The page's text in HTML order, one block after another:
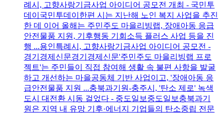
례시, 고향사랑기금사업 아이디어 공모전 개최 - 국민투
데이국민투데이한편 시는 지난해 노인 복지 사업을 추진
한 데 이어 올해는 주민주도 마을리빙랩, 장애아동 응급
안전물품 지원, 기후행동 기회소득 플러스 사업 등을 진
행 ...용인특례시, 고향사랑기금사업 아이디어 공모전 -
경기경제신문경기경제신문'주민주도 마을리빙랩 프로
젝트'는 주민들이 직접 참여해 생활 속 불편 사항을 발굴
하고 개선하는 마을공동체 기반 사업이고, '장애아동 응
급안전물품 지원 ...충북과기원-충주시, '탄소 제로' 녹색
도시 대전환 시동 걸었다 - 중도일보중도일보충북과기
원은 지역 내 유망 기후·에너지 기업들의 탄소중립 전문